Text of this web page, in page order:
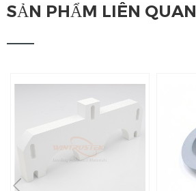
SẢN PHẨM LIÊN QUAN